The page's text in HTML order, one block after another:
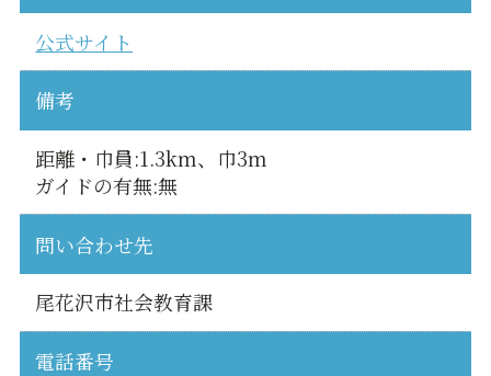
公式サイト
備考
距離・巾員:1.3km、巾3m
ガイドの有無:無
問い合わせ先
尾花沢市社会教育課
電話番号